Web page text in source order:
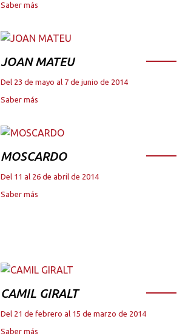
Saber más
JOAN MATEU
Del 23 de mayo al 7 de junio de 2014
Saber más
MOSCARDO
Del 11 al 26 de abril de 2014
Saber más
CAMIL GIRALT
Del 21 de febrero al 15 de marzo de 2014
Saber más